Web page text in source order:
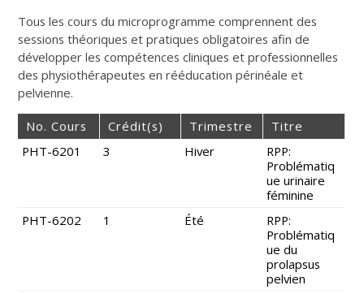
Tous les cours du microprogramme comprennent des
sessions théoriques et pratiques obligatoires afin de
développer les compétences cliniques et professionnelles
des physiothérapeutes en rééducation périnéale et
pelvienne.
No. Cours Crédit(s) Trimestre
Titre
PHT-6201
3 Hiver
RPP:
Problématiq
ue urinaire
féminine
PHT-6202
1 Été
RPP:
Problématiq
ue du
prolapsus
pelvien